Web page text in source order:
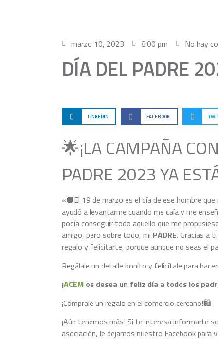
marzo 10, 2023 8:00 pm No hay
DÍA DEL PADRE
LINKEDIN FACEBOOK
🌟¡LA CAMPAÑA
PADRE 2023 YA
«🔵El 19 de marzo es el día de ese hombre
ayudó a levantarme cuando me caía y me
podía conseguir todo aquello que me
amigo, pero sobre todo, mi PADRE. Gracias a
regalo y felicitarte, porque aunque no seas el
Regálale un detalle bonito y felicítale para
¡ACEM os desea un feliz día a todos los
¡Cómprale un regalo en el comercio cercano!🛍️
¡Aún tenemos más! Si te interesa informarte
asociación, le dejamos nuestro Facebook para